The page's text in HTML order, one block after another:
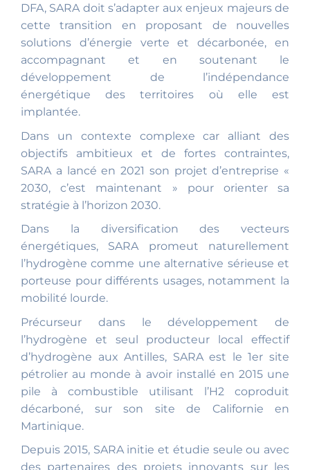
DFA, SARA doit s’adapter aux enjeux majeurs de
cette transition en proposant de nouvelles
solutions d’énergie verte et décarbonée, en
accompagnant et en soutenant le
développement de l’indépendance
énergétique des territoires où elle est
implantée.
Dans un contexte complexe car alliant des
objectifs ambitieux et de fortes contraintes,
SARA a lancé en 2021 son projet d’entreprise «
2030, c’est maintenant » pour orienter sa
stratégie à l’horizon 2030.
Dans la diversification des vecteurs
énergétiques, SARA promeut naturellement
l’hydrogène comme une alternative sérieuse et
porteuse pour différents usages, notamment la
mobilité lourde.
Précurseur dans le développement de
l’hydrogène et seul producteur local effectif
d’hydrogène aux Antilles, SARA est le 1er site
pétrolier au monde à avoir installé en 2015 une
pile à combustible utilisant l’H2 coproduit
décarboné, sur son site de Californie en
Martinique.
Depuis 2015, SARA initie et étudie seule ou avec
des partenaires des projets innovants sur les